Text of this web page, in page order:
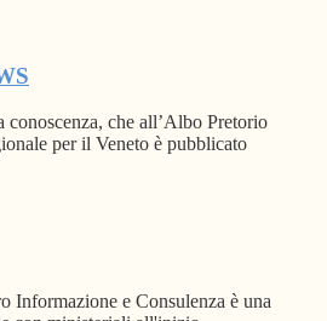
conoscenza, che all’Albo Pretorio
per il Veneto è pubblicato
e Consulenza è una